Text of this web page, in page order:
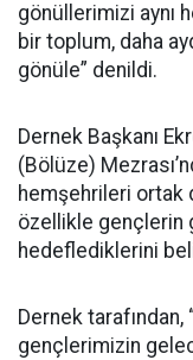
gönüllerimizi aynı
bir toplum, daha
gönüle” denildi.
Dernek Başkanı
(Bölüze)
hemşehrileri ortak
özellikle gençlerin
hedeflediklerini
Dernek tarafından,
gençlerimizin